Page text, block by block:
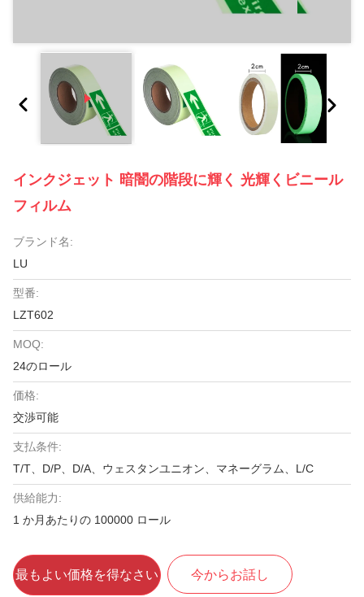
インクジェット 暗闇の階段に輝く 光輝くビニール
フィルム
ブランド名:
LU
型番:
LZT602
MOQ:
24のロール
価格:
交渉可能
支払条件:
T/T、D/P、D/A、ウェスタンユニオン、マネーグラム、L/C
供給能力:
1 か月あたりの 100000 ロール
最もよい価格を得なさい 今からお話し